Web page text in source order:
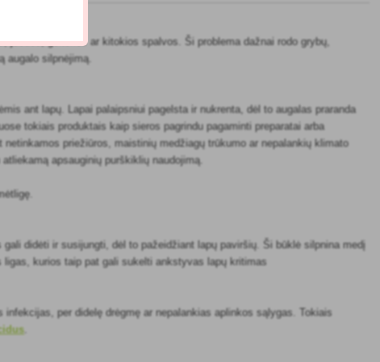
geltonos ar kitokios spalvos. Ši problema dažnai rodo grybų,
augalo silpnėjimą.
ant lapų. Lapai palaipsniui pagelsta ir nukrenta, dėl to augalas praranda
tokiais produktais kaip sieros pagrindu pagaminti preparatai arba
priežiūros, maistinių medžiagų trūkumo ar nepalankių klimato
apsauginių purškiklių naudojimą.
didėti ir susijungti, dėl to pažeidžiant lapų paviršių. Ši būklė silpnina medį
kurios taip pat gali sukelti ankstyvas lapų kritimas
per didelę drėgmę ar nepalankias aplinkos sąlygas. Tokiais
.